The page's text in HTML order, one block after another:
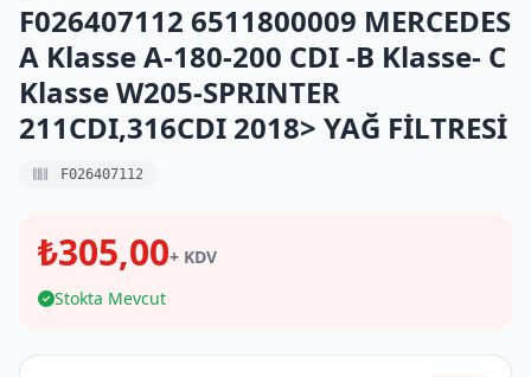
F026407112 6511800009 MERCEDES
A Klasse A-180-200 CDI -B Klasse- C
Klasse W205-SPRINTER
211CDI,316CDI 2018> YAĞ FİLTRESİ
F026407112
₺305,00+ KDV
Stokta Mevcut